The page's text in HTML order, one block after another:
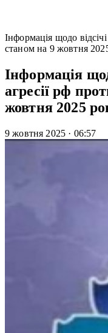
Інформація щодо
станом на 9 жовтня
Інформація
агресії рф
жовтня 2025
9 жовтня 2025 · 06:57